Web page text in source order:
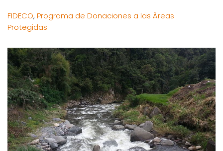
FIDECO, Programa de Donaciones a las Áreas
Protegidas